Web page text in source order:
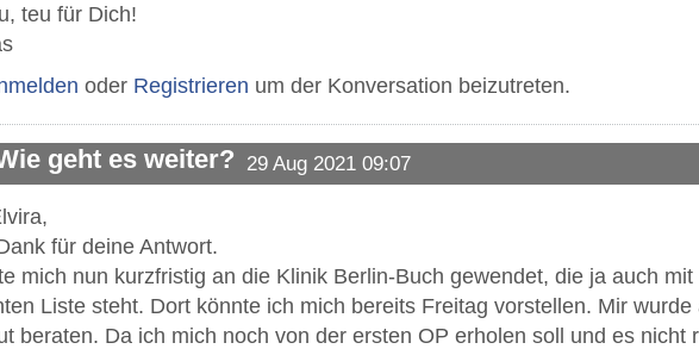
teu für Dich!
oder Registrieren um der Konversation beizutreten.
geht es weiter? 29 Aug 2021 09:07
für deine Antwort.
mich nun kurzfristig an die Klinik Berlin-Buch gewendet, die ja auch
Liste steht. Dort könnte ich mich bereits Freitag vorstellen. Mir
beraten. Da ich mich noch von der ersten OP erholen soll und es nicht